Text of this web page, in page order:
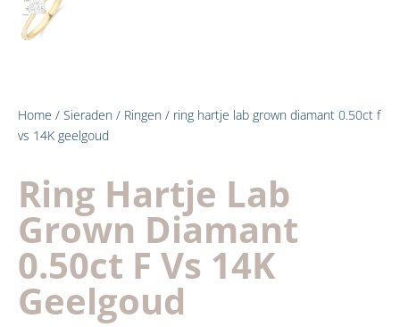
Home / Sieraden / Ringen / ring hartje lab grown diamant 0.50ct f
vs 14K geelgoud
Ring Hartje Lab
Grown Diamant
0.50ct F Vs 14K
Geelgoud